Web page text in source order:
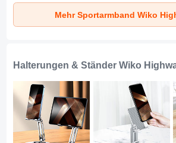
Universal A11 für
Wiko Highway 4G
Blau
Universal G03 für
Wiko Highway 4G
Schwarz
Mehr Sportarmband Wiko
Halterungen & Ständer Wiko